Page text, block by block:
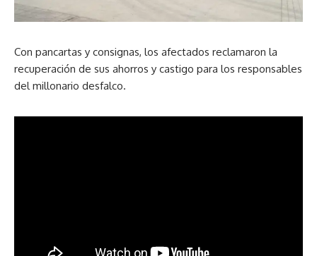
Con pancartas y consignas, los afectados reclamaron la
recuperación de sus ahorros y castigo para los responsables
del millonario desfalco.